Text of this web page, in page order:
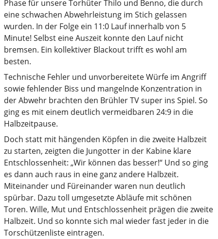
Phase für unsere Torhüter Thilo und Benno, die durch
eine schwachen Abwehrleistung im Stich gelassen
wurden. In der Folge ein 11:0 Lauf innerhalb von 5
Minute! Selbst eine Auszeit konnte den Lauf nicht
bremsen. Ein kollektiver Blackout trifft es wohl am
besten.
Technische Fehler und unvorbereitete Würfe im Angriff
sowie fehlender Biss und mangelnde Konzentration in
der Abwehr brachten den Brühler TV super ins Spiel. So
ging es mit einem deutlich vermeidbaren 24:9 in die
Halbzeitpause.
Doch statt mit hängenden Köpfen in die zweite Halbzeit
zu starten, zeigten die Jungotter in der Kabine klare
Entschlossenheit: „Wir können das besser!“ Und so ging
es dann auch raus in eine ganz andere Halbzeit.
Miteinander und Füreinander waren nun deutlich
spürbar. Dazu toll umgesetzte Abläufe mit schönen
Toren. Wille, Mut und Entschlossenheit prägen die zweite
Halbzeit. Und so konnte sich mal wieder fast jeder in die
Torschützenliste eintragen.